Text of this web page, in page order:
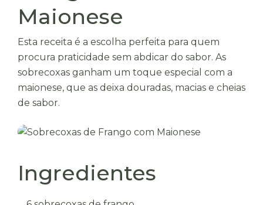
Maionese
Esta receita é a escolha perfeita para quem
procura praticidade sem abdicar do sabor. As
sobrecoxas ganham um toque especial com a
maionese, que as deixa douradas, macias e cheias
de sabor.
Ingredientes